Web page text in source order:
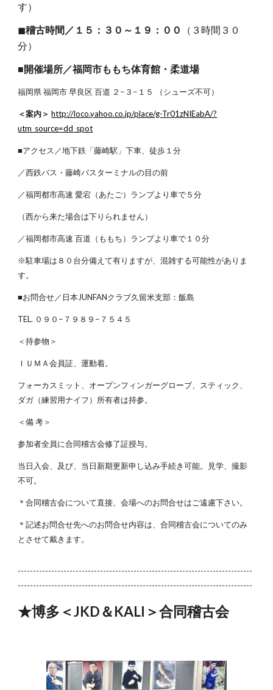
す）
◼︎稽古時間／１５：３０～１９：００
（３時間３０
分）
■開催場所／福岡市ももち体育館・柔道場
福岡県 福岡市 早良区 百道 ２−３−１５ （シューズ不可）
＜案内＞ http://loco.yahoo.co.jp/place/g-Tr01zNIEabA/?
utm_source=dd_spot
■アクセス／地下鉄「藤崎駅」下車、徒歩１分
／西鉄バス・藤崎バスターミナルの目の前
／福岡都市高速 愛宕（あたご）ランプより車で５分
（西から来た場合は下りられません）
／福岡都市高速 百道（ももち）ランプより車で１０分
※駐車場は８０台分備えて有りますが、混雑する可能性がありま
す。
■お問合せ／日本JUNFANクラブ久留米支部：飯島
TEL. ０９０−７９８９−７５４５
＜持参物＞
ＩＵＭＡ会員証、運動着。
フォーカスミット、オープンフィンガーグローブ、スティック、
ダガ（練習用ナイフ）所有者は持参。
＜備 考＞
参加者全員に合同稽古会修了証授与。
当日入会、及び、当日新期更新申し込み手続き可能。見学、撮影
不可。
＊合同稽古会について直接、会場へのお問合せはご遠慮下さい。
＊記述お問合せ先へのお問合せ内容は、合同稽古会についてのみ
とさせて戴きます。
-----------------------------------------------------------------------------
-----------------------------------------------------------------------------
★博多＜JKD＆KALI＞合同稽古会